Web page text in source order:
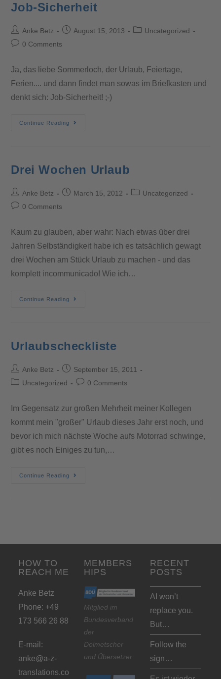
Job-Sicherheit
Anke Betz August 15, 2013
Uncategorized
0 Comments
Ja, das liebe Sommerloch, der Urlaub, Feiertage,
Ferien.... und dann findet man sowas im Briefkasten und
denkt sich: Job-Sicherheit! ;-)
Continue Reading
Drei Wochen Urlaub
Anke Betz March 15, 2012
Uncategorized
0 Comments
Kaum zu glauben, aber wahr: Nach etwas über drei
Jahren Selbständigkeit habe ich es tatsächlich gewagt
drei Wochen am Stück Urlaub zu machen - und das
komplett incommunicado! Wie ich…
Continue Reading
Urlaubscheckliste
Anke Betz
September 15, 2011
Uncategorized
0 Comments
Im Gegensatz zur großen Mehrheit meiner Kollegen
kommt mein "großer" Urlaub dieses Jahr erst noch, und
bevor ich mich nächste Woche aufs Motorrad schwinge,
gibt es noch Einiges zu tun,…
Continue Reading
HOW TO
REACH ME
Anke Betz
Phone: +49
173 566 26 88
E-mail:
anke@a-z-
translations.co
MEMBERS
HIPS
Mitglied im
Bundesverband
der
Dolmetscher
und Übersetzer
RECENT
POSTS
AI won’t
replace you.
But…
Follow the
sign…